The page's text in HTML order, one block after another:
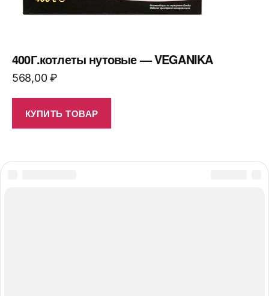
400Г.котлеты нутовые — VEGANIKA
568,00₽
КУПИТЬ ТОВАР